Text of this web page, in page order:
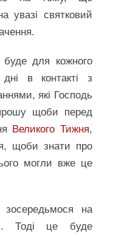
увазі святковий
для кожного
в контакті з
які Господь
щоби перед
Великого Тижня,
щоби знати про
могли вже це
на
Тоді це буде